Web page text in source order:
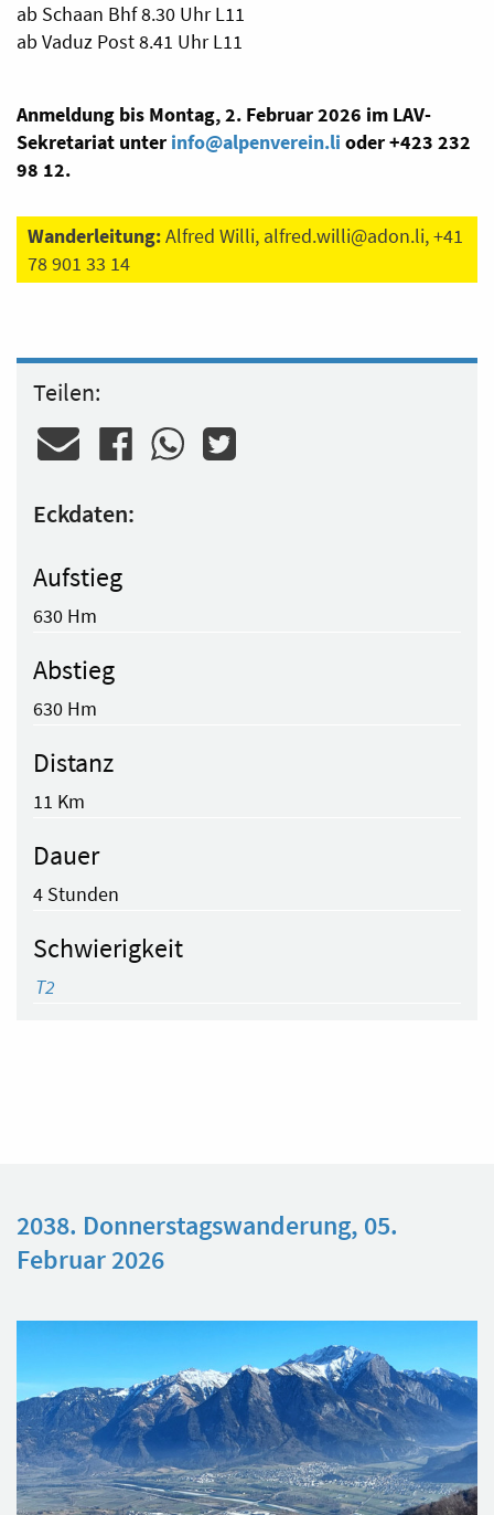
ab Schaan Bhf 8.30 Uhr L11
ab Vaduz Post 8.41 Uhr L11
Anmeldung bis Montag, 2. Februar 2026 im LAV-
Sekretariat unter info@alpenverein.li oder +423 232
98 12.
Wanderleitung:Alfred Willi, alfred.willi@adon.li, +41
78 901 33 14
Teilen:
Eckdaten:
Aufstieg
630 Hm
Abstieg
630 Hm
Distanz
11 Km
Dauer
4 Stunden
Schwierigkeit
T2
2038. Donnerstagswanderung, 05.
Februar 2026